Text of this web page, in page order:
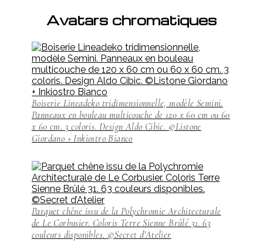
Avatars chromatiques
Boiserie Lineadeko tridimensionnelle, modèle Semini.
Panneaux en bouleau multicouche de 120 x 60 cm ou 60
x 60 cm. 3 coloris. Design Aldo Cibic. ©Listone
Giordano + Inkiostro Bianco
Parquet chêne issu de la Polychromie Architecturale
de Le Corbusier. Coloris Terre Sienne Brûlé 31. 63
couleurs disponibles. ©Secret d’Atelier